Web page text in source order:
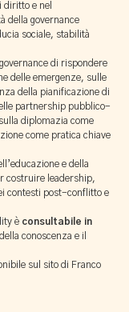
diritto e nel
della governance
sociale, stabilità
di rispondere
delle emergenze, sulle
della pianificazione di
partnership pubblico-
diplomazia come
come pratica chiave
e della
costruire leadership,
contesti post-conflitto e
è consultabile in
conoscenza e il
sul sito di Franco